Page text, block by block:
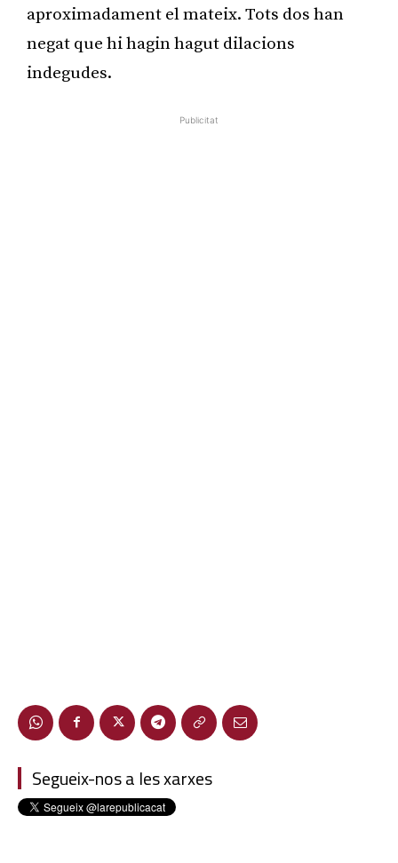
aproximadament el mateix. Tots dos han
negat que hi hagin hagut dilacions
indegudes.
Publicitat
Segueix-nos a les xarxes